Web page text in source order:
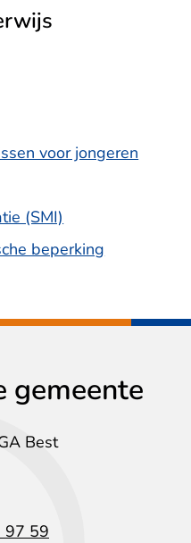
voor jongeren
(SMI)
beperking
gemeente
Best
97 59